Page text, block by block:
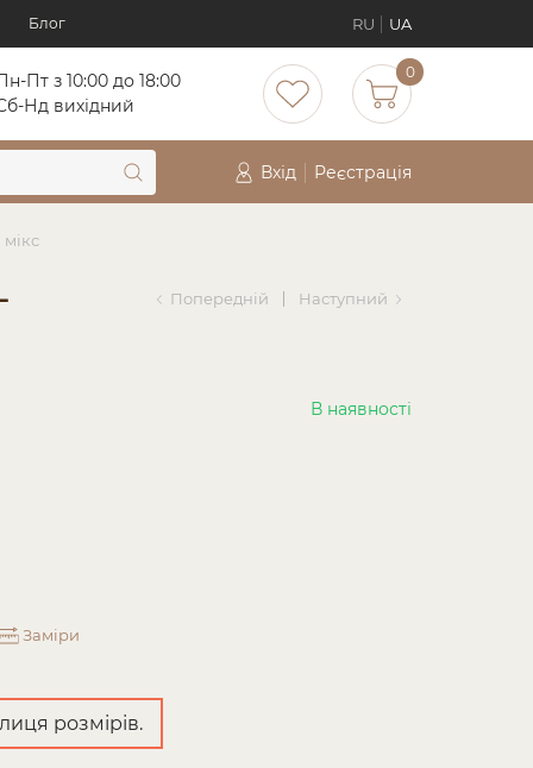
Блог RU UA
Пт з 10:00 до 18:00
Нд вихідний
0
Вхід Реєстрація
Попередній Наступний
В наявності
Заміри
розмірів.